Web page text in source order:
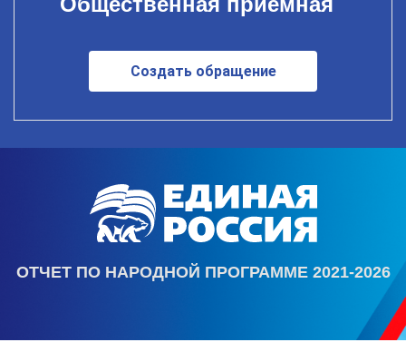
Создать обращение
ОТЧЕТ ПО НАРОДНОЙ ПРОГРАММЕ 2021-2026